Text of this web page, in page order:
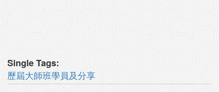
Single Tags:
歷屆大師班學員及分享